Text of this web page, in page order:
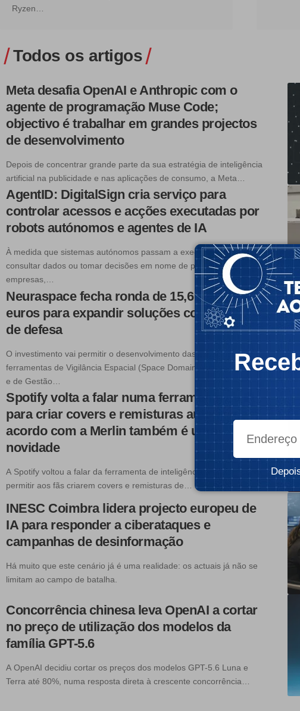
Ryzen…
Todos os artigos
Meta desafia OpenAI e Anthropic com o
agente de programação Muse Code;
objectivo é trabalhar em grandes projectos
de desenvolvimento
Depois de concentrar grande parte da sua estratégia de inteligência
artificial na publicidade e nas aplicações de consumo, a Meta…
AgentID: DigitalSign cria serviço para
controlar acessos e acções executadas por
robots autónomos e agentes de IA
À medida que sistemas autónomos passam a executar tarefas,
consultar dados ou tomar decisões em nome de pessoas e
empresas,…
Neuraspace fecha ronda de 15,6 milhões de
euros para expandir soluções comerciais e
de defesa
O investimento vai permitir o desenvolvimento das capacidades das
ferramentas de Vigilância Espacial (Space Domain Awareness, SDA)
e de Gestão…
Spotify volta a falar numa ferramenta de IA
para criar covers e remisturas autorizadas;
acordo com a Merlin também é uma
novidade
A Spotify voltou a falar da ferramenta de inteligência artificial que vai
permitir aos fãs criarem covers e remisturas de…
INESC Coimbra lidera projecto europeu de
IA para responder a ciberataques e
campanhas de desinformação
Há muito que este cenário já é uma realidade: os actuais já não se
limitam ao campo de batalha.
Concorrência chinesa leva OpenAI a cortar
no preço de utilização dos modelos da
família GPT-5.6
A OpenAI decidiu cortar os preços dos modelos GPT-5.6 Luna e
Terra até 80%, numa resposta direta à crescente concorrência…